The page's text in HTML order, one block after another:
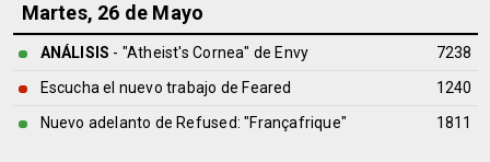
Martes, 26 de Mayo
ANÁLISIS - "Atheist's Cornea" de Envy
7238
Escucha el nuevo trabajo de Feared
1240
Nuevo adelanto de Refused: "Françafrique"
1811